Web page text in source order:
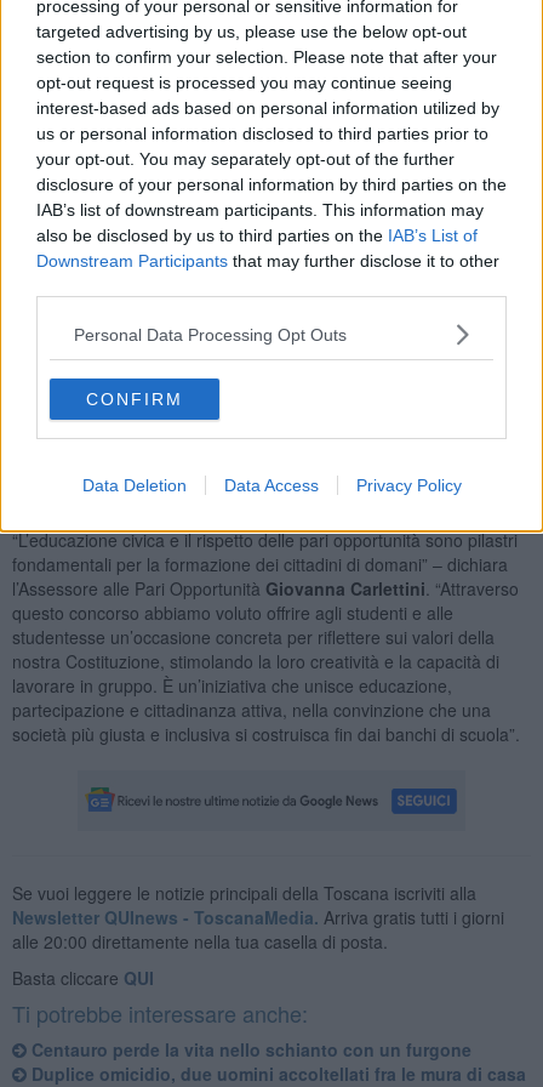
processing of your personal or sensitive information for
targeted advertising by us, please use the below opt-out
section to confirm your selection. Please note that after your
opt-out request is processed you may continue seeing
interest-based ads based on personal information utilized by
us or personal information disclosed to third parties prior to
your opt-out. You may separately opt-out of the further
disclosure of your personal information by third parties on the
IAB’s list of downstream participants. This information may
also be disclosed by us to third parties on the IAB’s List of
Downstream Participants that may further disclose it to other
Personal Data Processing Opt Outs
CONFIRM
Data Deletion Data Access Privacy Policy
premiazione.
Il concorso ha invitato gli studenti a confrontarsi con i principi
fondamentali della Carta costituzionale, con un focus particolare
sugli articoli che richiamano, in modo diretto o implicito, il tema
dell’equità. Le classi partecipanti si sono impegnate a realizzare un
elaborato collettivo – artistico o multimediale – a partire da un
articolo, comma o spunto scelto all’interno della Costituzione, per
evidenziare aspetti delle pari opportunità ritenuti significativi oppure
per denunciare stereotipi e pregiudizi ancora diffusi nella società.
Due le categorie previste: Opere artistiche, realizzabili con qualsiasi
tecnica grafica o manipolativa.
Opere multimediali, come video o audio della durata massima di 3
minuti, realizzati con materiali originali o contenuti a licenza libera. I
classe 2° C dell’Istituto Comprensivo IV Novembre e alla classe 3°
A dell’Istituto Comprensivo Vasari.
“L’educazione civica e il rispetto delle pari opportunità sono pilastri
fondamentali per la formazione dei cittadini di domani” – dichiara
l’Assessore alle Pari Opportunità Giovanna Carlettini . “Attraverso
questo concorso abbiamo voluto offrire agli studenti e alle
studentesse un’occasione concreta per riflettere sui valori della
nostra Costituzione, stimolando la loro creatività e la capacità di
lavorare in gruppo. È un’iniziativa che unisce educazione,
partecipazione e cittadinanza attiva, nella convinzione che una
società più giusta e inclusiva si costruisca fin dai banchi di scuola”.
Se vuoi leggere le notizie principali della Toscana iscriviti alla
Newsletter QUInews - ToscanaMedia. Arriva gratis tutti i giorni
alle 20:00 direttamente nella tua casella di posta.
Basta cliccare QUI
Ti potrebbe interessare anche:
Centauro perde la vita nello schianto con un furgone
Duplice omicidio, due uomini accoltellati fra le mura di casa